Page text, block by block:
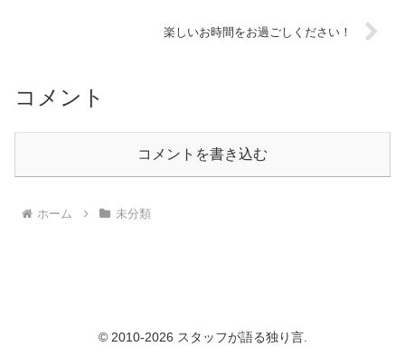
楽しいお時間をお過ごしください！
コメント
コメントを書き込む
ホーム 未分類
© 2010-2026 スタッフが語る独り言.